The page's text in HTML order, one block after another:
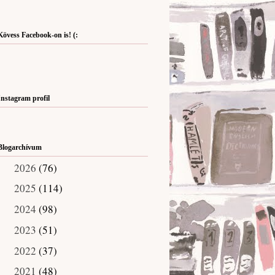
Facebook-on is! (:
profil
2026 (76)
2025 (114)
2024 (98)
2023 (51)
2022 (37)
2021 (48)